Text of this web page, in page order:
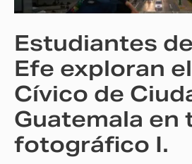
Estudiantes
Efe exploran
Cívico de
Guatemala en
fotográfico I.
Centro
de
Ciudad
de
Guatemala
en
tour
fotográfico